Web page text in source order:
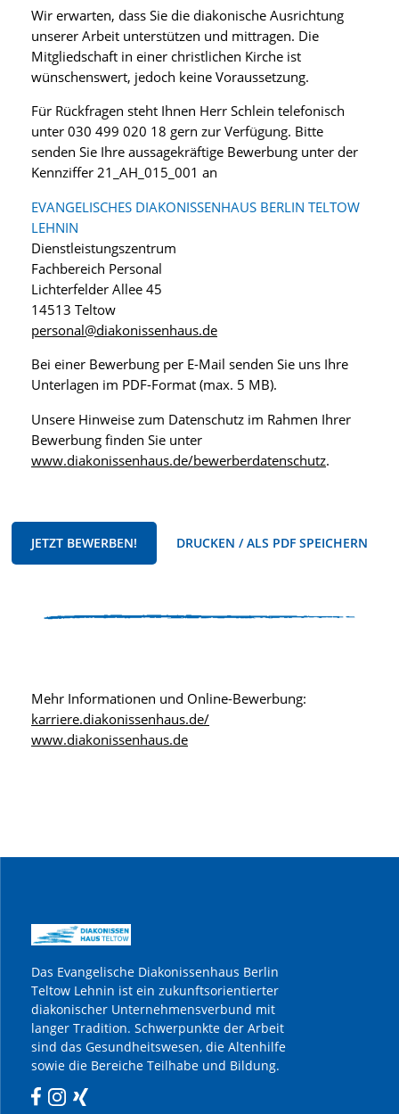
Wir erwarten, dass Sie die diakonische Ausrichtung
unserer Arbeit unterstützen und mittragen. Die
Mitgliedschaft in einer christlichen Kirche ist
wünschenswert, jedoch keine Voraussetzung.
Für Rückfragen steht Ihnen Herr Schlein telefonisch
unter 030 499 020 18 gern zur Verfügung. Bitte
senden Sie Ihre aussagekräftige Bewerbung unter der
Kennziffer 21_AH_015_001 an
EVANGELISCHES DIAKONISSENHAUS BERLIN TELTOW
LEHNIN
Dienstleistungszentrum
Fachbereich Personal
Lichterfelder Allee 45
14513 Teltow
personal@diakonissenhaus.de
Bei einer Bewerbung per E-Mail senden Sie uns Ihre
Unterlagen im PDF-Format (max. 5 MB).
Unsere Hinweise zum Datenschutz im Rahmen Ihrer
Bewerbung finden Sie unter
www.diakonissenhaus.de/bewerberdatenschutz.
JETZT BEWERBEN! DRUCKEN / ALS PDF SPEICHERN
Mehr Informationen und Online-Bewerbung:
karriere.diakonissenhaus.de/
www.diakonissenhaus.de
Das Evangelische Diakonissenhaus Berlin
Teltow Lehnin ist ein zukunftsorientierter
diakonischer Unternehmensverbund mit
langer Tradition. Schwerpunkte der Arbeit
sind das Gesundheitswesen, die Altenhilfe
sowie die Bereiche Teilhabe und Bildung.